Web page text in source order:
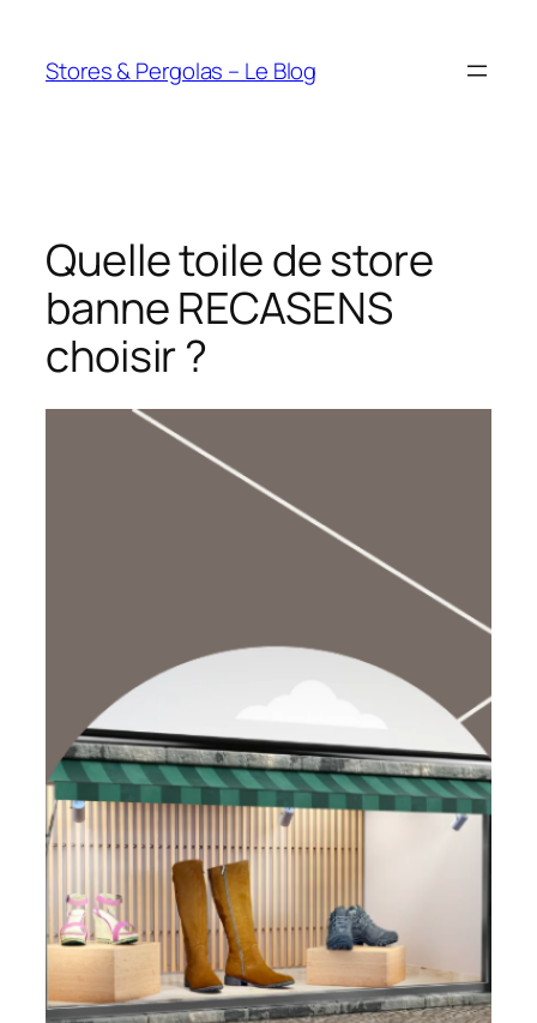
contenu
Stores & Pergolas – Le Blog
Quelle toile de store
banne RECASENS
choisir ?